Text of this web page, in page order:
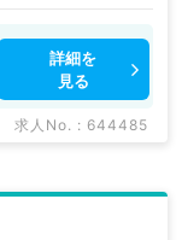
詳細を
見る
求人No. : 644485